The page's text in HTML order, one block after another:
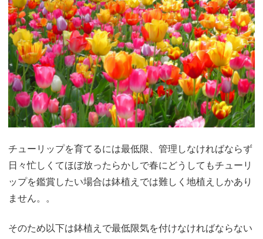
チューリップを育てるには最低限、管理しなければならず
日々忙しくてほぼ放ったらかしで春にどうしてもチューリ
ップを鑑賞したい場合は鉢植えでは難しく地植えしかあり
ません。。
そのため以下は鉢植えで最低限気を付けなければならない